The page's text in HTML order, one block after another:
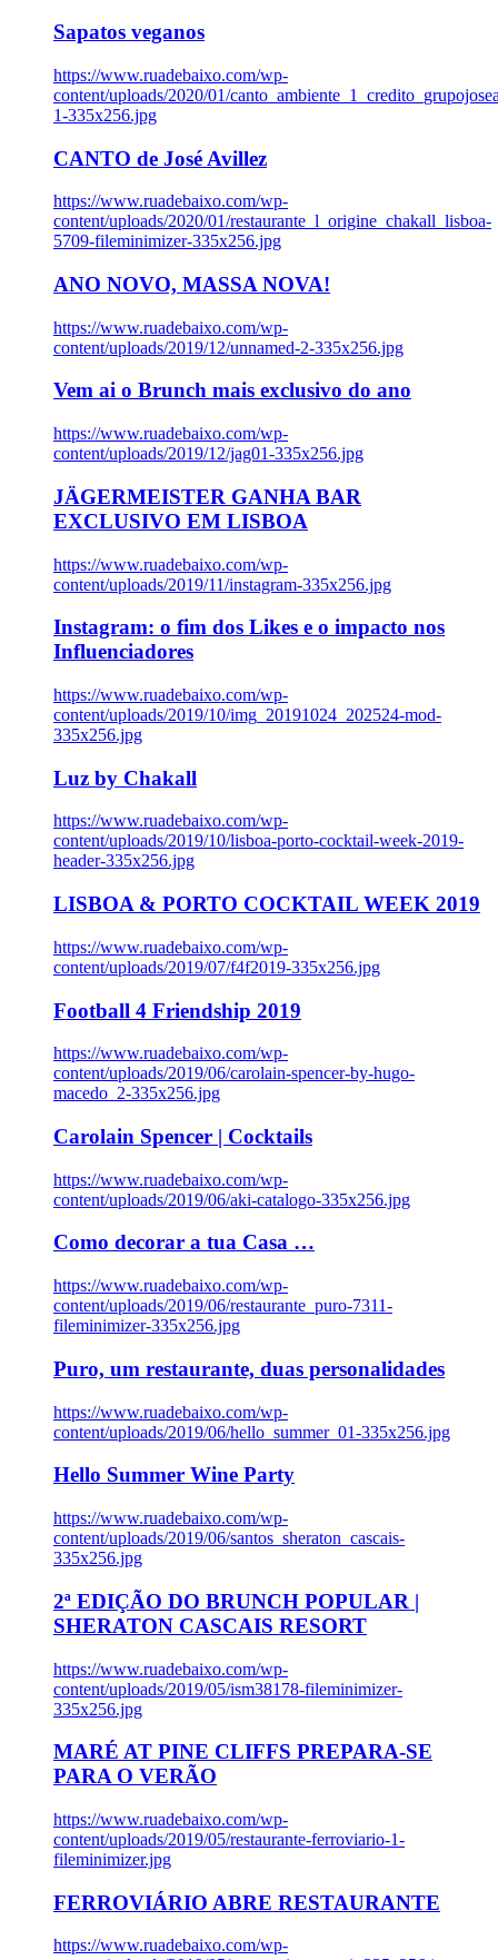
Sapatos veganos
https://www.ruadebaixo.com/wp-
content/uploads/2020/01/
1-335x256.jpg
CANTO de José Avillez
https://www.ruadebaixo.com/wp-
content/uploads/2020/01/restaurante_l_origine_chakall_lisboa-
5709-fileminimizer-335x256.jpg
ANO NOVO, MASSA NOVA!
https://www.ruadebaixo.com/wp-
content/uploads/2019/12/unnamed-2-335x256.jpg
Vem ai o Brunch mais exclusivo do ano
https://www.ruadebaixo.com/wp-
content/uploads/2019/12/jag01-335x256.jpg
JÄGERMEISTER GANHA BAR
EXCLUSIVO EM LISBOA
https://www.ruadebaixo.com/wp-
content/uploads/2019/11/instagram-335x256.jpg
Instagram: o fim dos Likes e o impacto nos
Influenciadores
https://www.ruadebaixo.com/wp-
content/uploads/2019/10/img_20191024_202524-mod-
335x256.jpg
Luz by Chakall
https://www.ruadebaixo.com/wp-
content/uploads/2019/10/lisboa-porto-cocktail-week-2019-
header-335x256.jpg
LISBOA & PORTO COCKTAIL WEEK 2019
https://www.ruadebaixo.com/wp-
content/uploads/2019/07/f4f2019-335x256.jpg
Football 4 Friendship 2019
https://www.ruadebaixo.com/wp-
content/uploads/2019/06/carolain-spencer-by-hugo-
macedo_2-335x256.jpg
Carolain Spencer | Cocktails
https://www.ruadebaixo.com/wp-
content/uploads/2019/06/aki-catalogo-335x256.jpg
Como decorar a tua Casa …
https://www.ruadebaixo.com/wp-
content/uploads/2019/06/restaurante_puro-7311-
fileminimizer-335x256.jpg
Puro, um restaurante, duas personalidades
https://www.ruadebaixo.com/wp-
content/uploads/2019/06/hello_summer_01-335x256.jpg
Hello Summer Wine Party
https://www.ruadebaixo.com/wp-
content/uploads/2019/06/santos_sheraton_cascais-
335x256.jpg
2ª EDIÇÃO DO BRUNCH POPULAR |
SHERATON CASCAIS RESORT
https://www.ruadebaixo.com/wp-
content/uploads/2019/05/ism38178-fileminimizer-
335x256.jpg
MARÉ AT PINE CLIFFS PREPARA-SE
PARA O VERÃO
https://www.ruadebaixo.com/wp-
content/uploads/2019/05/restaurante-ferroviario-1-
fileminimizer.jpg
FERROVIÁRIO ABRE RESTAURANTE
https://www.ruadebaixo.com/wp-